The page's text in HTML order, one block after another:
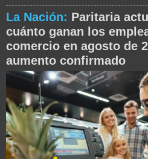
La Nación: Paritaria
cuánto ganan los
comercio en agosto de
aumento confirmado